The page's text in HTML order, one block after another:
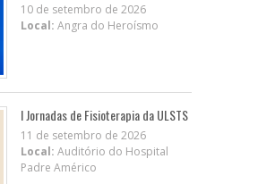
10 de setembro de 2026
Local: Angra do Heroísmo
I Jornadas de Fisioterapia da ULSTS
11 de setembro de 2026
Local: Auditório do Hospital
Padre Américo